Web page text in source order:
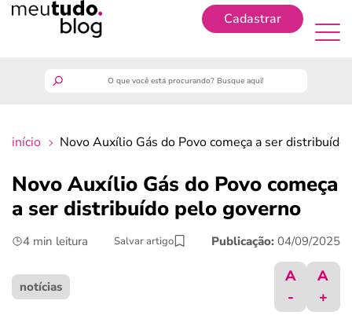
Cadastrar
finanças
benefícios
crédito fácil
início Novo Auxílio Gás do Povo começa a ser
Novo Auxílio Gás do Povo começa
a ser distribuído pelo governo
4 min leitura Salvar artigo Publicação: 04/09/2025
notícias
A
-
A
+